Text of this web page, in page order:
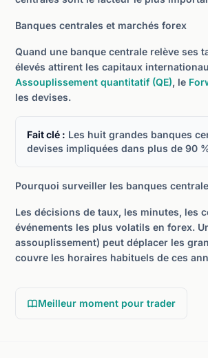
Banques centrales et marchés forex
Quand une banque centrale relève ses
élevés attirent les capitaux
Assouplissement quantitatif (QE), le
les devises.
Fait clé : Les huit grandes banques
devises impliquées dans plus de 90
Pourquoi surveiller les banques
Les décisions de taux, les minutes, les
événements les plus volatils en forex.
assouplissement) peut déplacer les
couvre les horaires habituels de ces
Meilleur moment pour trader